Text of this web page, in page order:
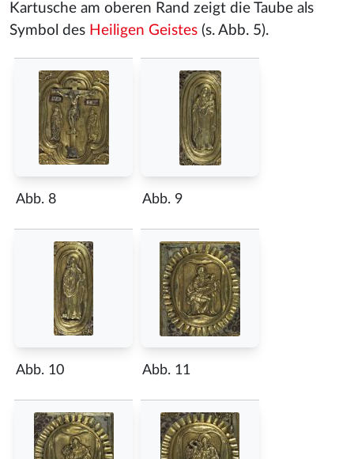
Kartusche am oberen Rand zeigt die Taube als
Symbol des Heiligen Geistes (s. Abb. 5).
Abb. 8 Abb. 9
Abb. 10 Abb. 11